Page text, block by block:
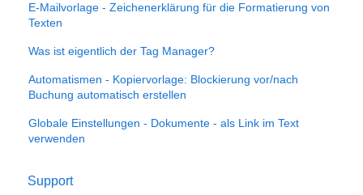
E-Mailvorlage - Zeichenerklärung für die Formatierung von
Texten
Was ist eigentlich der Tag Manager?
Automatismen - Kopiervorlage: Blockierung vor/nach
Buchung automatisch erstellen
Globale Einstellungen - Dokumente - als Link im Text
verwenden
Support